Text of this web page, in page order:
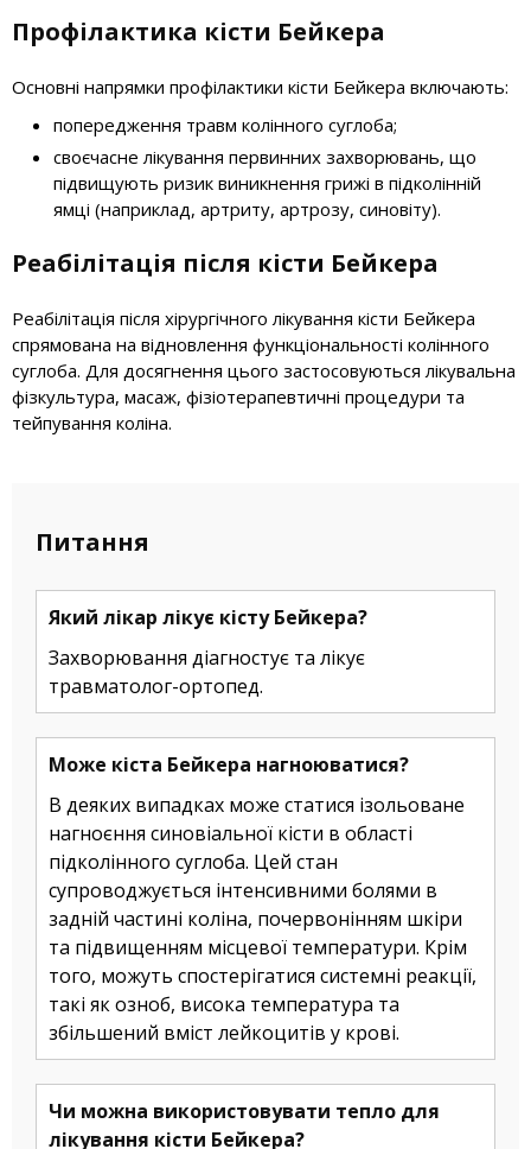
Профілактика кісти Бейкера
Основні напрямки профілактики кісти Бейкера включають:
попередження травм колінного суглоба;
своєчасне лікування первинних захворювань, що
підвищують ризик виникнення грижі в підколінній
ямці (наприклад, артриту, артрозу, синовіту).
Реабілітація після кісти Бейкера
Реабілітація після хірургічного лікування кісти Бейкера
спрямована на відновлення функціональності колінного
суглоба. Для досягнення цього застосовуються лікувальна
фізкультура, масаж, фізіотерапевтичні процедури та
тейпування коліна.
Питання
Який лікар лікує кісту Бейкера?
Захворювання діагностує та лікує
травматолог-ортопед.
Може кістa Бейкера нагноюватися?
В деяких випадках може статися ізольоване
нагноєння синовіальної кісти в області
підколінного суглоба. Цей стан
супроводжується інтенсивними болями в
задній частині коліна, почервонінням шкіри
та підвищенням місцевої температури. Крім
того, можуть спостерігатися системні реакції,
такі як озноб, висока температура та
збільшений вміст лейкоцитів у крові.
Чи можна використовувати тепло для
лікування кісти Бейкера?